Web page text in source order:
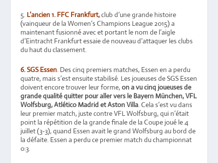
5. L’ancien 1. FFC Frankfurt,club d’une grande histoire
(vainqueur de la Women’s Champions League 2015) a
maintenant fusionné avec et portant le nom de l’aigle
d’Eintracht Frankfurt essaie de nouveau d’attaquer les clubs
du haut du classement.
6. SGS Essen. Des cinq premiers matches, Essen en a perdu
quatre, mais s’est ensuite stabilisé. Les joueuses de SGS Essen
doivent encore trouver leur forme,on a vu cinq joueuses de
grande qualité quitter pour aller vers le Bayern München, VFL
Wolfsburg, Atlético Madrid et Aston Villa. Cela s’est vu dans
leur premier match, juste contre VFL Wolfsburg, qui n’était
point la répétition de la grande finale de la Coupe joué le 4
juillet (3-3), quand Essen avait le grand Wolfsburg au bord de
la défaite. Essen a perdu ce premier match du championnat
0:3.